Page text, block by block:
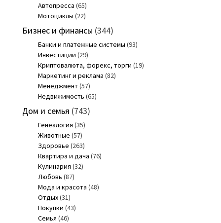
Автопресса (65)
Мотоциклы (22)
Бизнес и финансы (344)
Банки и платежные системы (93)
Инвестиции (29)
Криптовалюта, форекс, торги (19)
Маркетинг и реклама (82)
Менеджмент(57)
Недвижимость (65)
Дом и семья (743)
Генеалогия (35)
Животные (57)
Здоровье (263)
Квартира и дача (76)
Кулинария (32)
Любовь (87)
Мода и красота (48)
Отдых(31)
Покупки (43)
Семья (46)